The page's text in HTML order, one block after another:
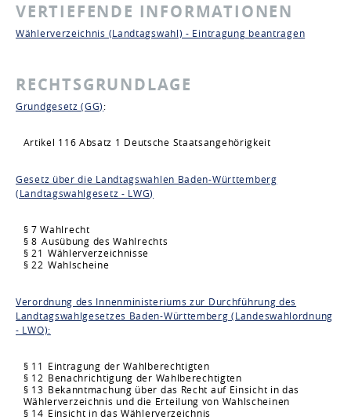
VERTIEFENDE INFORMATIONEN
Wählerverzeichnis (Landtagswahl) - Eintragung beantragen
RECHTSGRUNDLAGE
Grundgesetz (GG):
Artikel 116 Absatz 1 Deutsche Staatsangehörigkeit
Gesetz über die Landtagswahlen Baden-Württemberg
(Landtagswahlgesetz - LWG)
§ 7 Wahlrecht
§ 8 Ausübung des Wahlrechts
§ 21 Wählerverzeichnisse
§ 22 Wahlscheine
Verordnung des Innenministeriums zur Durchführung des
Landtagswahlgesetzes Baden-Württemberg (Landeswahlordnung
- LWO):
§ 11 Eintragung der Wahlberechtigten
§ 12 Benachrichtigung der Wahlberechtigten
§ 13 Bekanntmachung über das Recht auf Einsicht in das
Wählerverzeichnis und die Erteilung von Wahlscheinen
§ 14 Einsicht in das Wählerverzeichnis